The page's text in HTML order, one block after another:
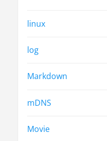
linux
log
Markdown
mDNS
Movie